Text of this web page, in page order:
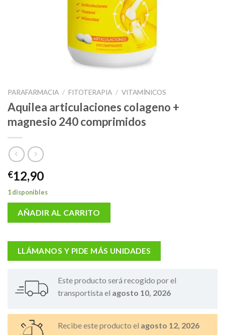
PARAFARMACIA / FITOTERAPIA / VITAMÍNICOS
Aquilea articulaciones colageno +
magnesio 240 comprimidos
€12,90
1 disponibles
AÑADIR AL CARRITO
LLÁMANOS Y PIDE MÁS UNIDADES
Este producto será recogido por el
transportista el agosto 10, 2026
Recibe este producto el agosto 12, 2026